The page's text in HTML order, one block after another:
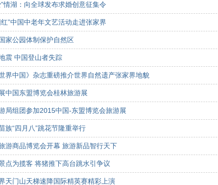
情湖：向全球发布求婚创意征集令
”中国中老年文艺活动走进张家界
家公园体制保护自然区
震 中国登山者失踪
界中国》杂志重磅推介世界自然遗产张家界地貌
中国东盟博览会桂林旅游展
局组团参加2015中国-东盟博览会旅游展
族“四月八”跳花节隆重举行
游商品博览会开幕 旅游新品智行天下
点为揽客 将猪推下高台跳水引争议
天门山天梯速降国际精英赛精彩上演